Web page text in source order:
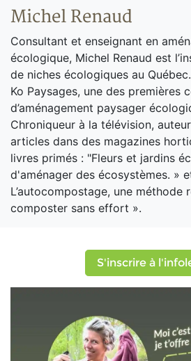
Michel Renaud
Consultant et enseignant en
écologique, Michel Renaud est
de niches écologiques au
Ko Paysages, une des premières
d’aménagement paysager
Chroniqueur à la télévision,
articles dans des magazines
livres primés : "Fleurs et jardins
d'aménager des écosystèmes. »
L’autocompostage, une méthode
composter sans effort ».
S'inscrire à